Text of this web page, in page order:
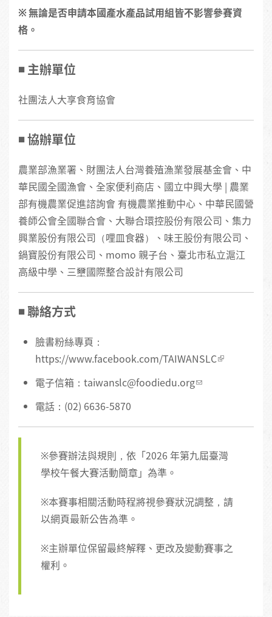
※ 無論是否申請本國產水產品試用組皆不影響參賽資
格。
◾️ 主辦單位
社團法人大享食育協會
◾️ 協辦單位
農業部漁業署、財團法人台灣養殖漁業發展基金會、中
華民國全國漁會、全家便利商店、國立中興大學 | 農業
部有機農業促進諮詢會 有機農業推動中心、中華民國營
養師公會全國聯合會、大聯合環控股份有限公司、集力
興業股份有限公司（哩皿食器）、味王股份有限公司、
鍋寶股份有限公司、momo 親子台、臺北市私立滬江
高級中學、三壐國際整合設計有限公司
◾️ 聯絡方式
臉書粉絲專頁：
https://www.facebook.com/TAIWANSLC
電子信箱： taiwanslc@foodiedu.org
電話：(02) 6636-5870
※參賽辦法與規則，依「2026 年第九屆臺灣
學校午餐大賽活動簡章」為準。
※本賽事相關活動時程將視參賽狀況調整，請
以網頁最新公告為準。
※主辦單位保留最終解釋、更改及變動賽事之
權利。